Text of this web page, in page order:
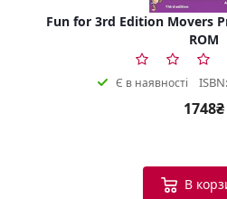
Fun for 3rd Edition Movers
ROM
Є в наявності
1748₴
В